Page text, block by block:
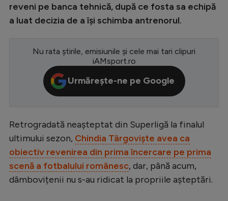
Conference League
Premier League
LaLiga
Serie A
Ligue 1
Campionate
Starurile fotbalului
EURO 2024
reveni pe banca tehnică, după ce fosta sa echipă
a luat decizia de a își schimba antrenorul.
Nu rata știrile, emisiunile și cele mai tari clipuri
iAMsport.ro
Urmărește-ne pe Google
Retrogradată neașteptat din Superligă la finalul
ultimului sezon, Chindia Târgoviște avea ca
obiectiv revenirea din prima încercare pe prima
scenă a fotbalului românesc, dar, până acum,
dâmbovițenii nu s-au ridicat la propriile așteptări.